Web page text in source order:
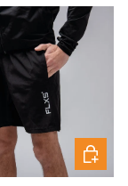
Välj